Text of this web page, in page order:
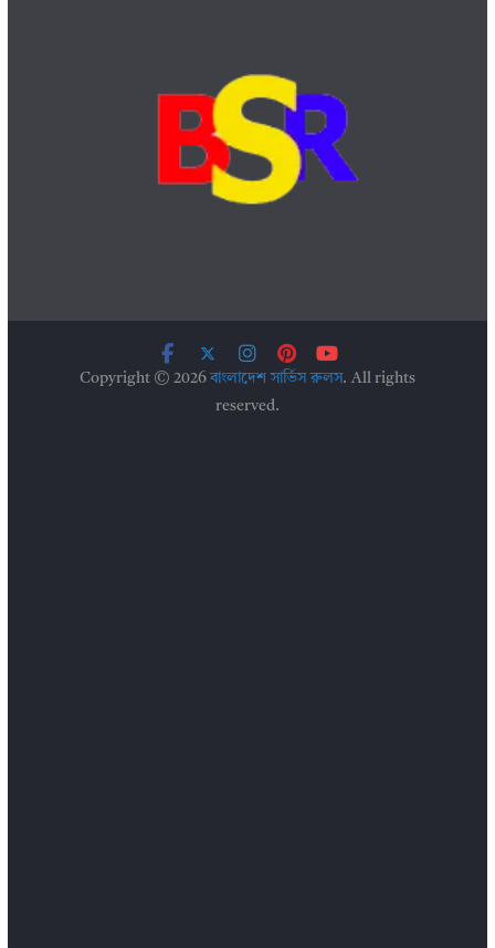
Copyright © 2026বাংলাদেশ সার্ভিস রুলস. All rights
reserved.